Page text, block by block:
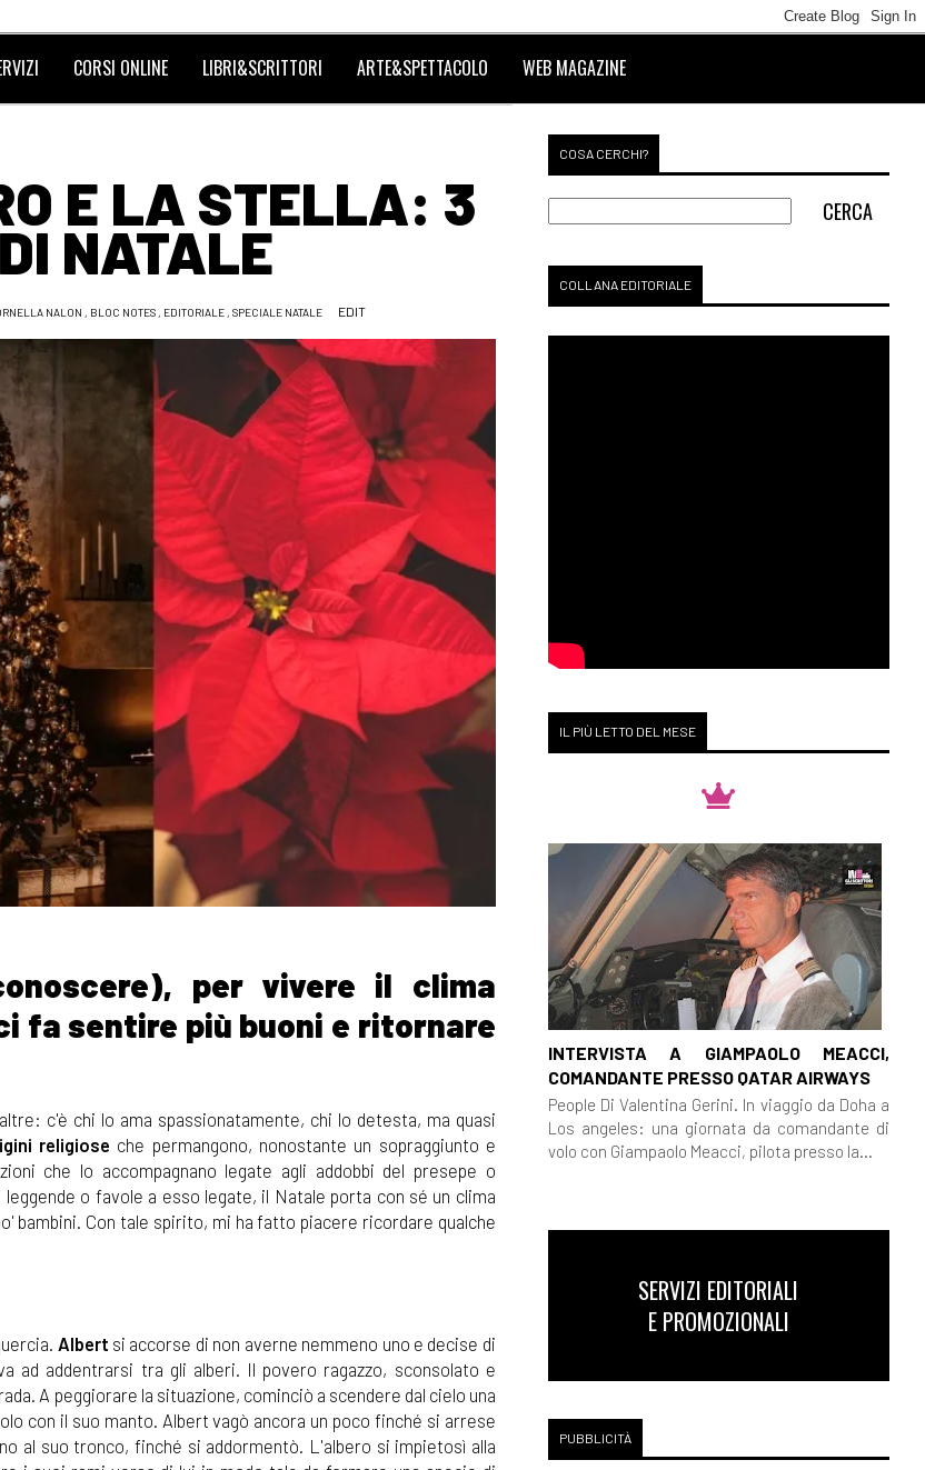
CORSI ONLINE LIBRI&SCRITTORI ARTE&SPETTACOLO WEB MAGAZINE
E LA STELLA: 3
NATALE
NALON , BLOC NOTES, EDITORIALE, SPECIALE NATALE EDIT
per vivere il clima
fa sentire più buoni e ritornare
c'è chi lo ama spassionatamente, chi lo detesta, ma quasi
religiose che permangono, nonostante un sopraggiunto e
che lo accompagnano legate agli addobbi del presepe o
o favole a esso legate, il Natale porta con sé un clima
bambini. Con tale spirito, mi ha fatto piacere ricordare qualche
Albert si accorse di non averne nemmeno uno e decise di
ad addentrarsi tra gli alberi. Il povero ragazzo, sconsolato e
A peggiorare la situazione, cominciò a scendere dal cielo una
con il suo manto. Albert vagò ancora un poco finché si arrese
al suo tronco, finché si addormentò. L'albero si impietosì alla
COSA CERCHI?
COLLANA EDITORIALE
IL PIÙ LETTO DEL MESE
INTERVISTA A GIAMPAOLO MEACCI,
COMANDANTE PRESSO QATAR AIRWAYS
People Di Valentina Gerini. In viaggio da Doha a
Los angeles: una giornata da comandante di
volo con Giampaolo Meacci, pilota presso la...
SERVIZI EDITORIALI
E PROMOZIONALI
PUBBLICITÀ